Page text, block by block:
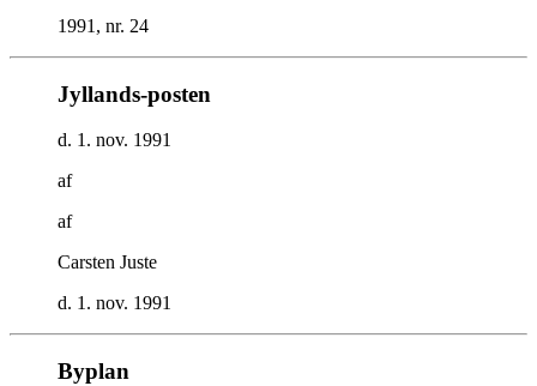
1991, nr. 24
Jyllands-posten
d. 1. nov. 1991
af
af
Carsten Juste
d. 1. nov. 1991
Byplan